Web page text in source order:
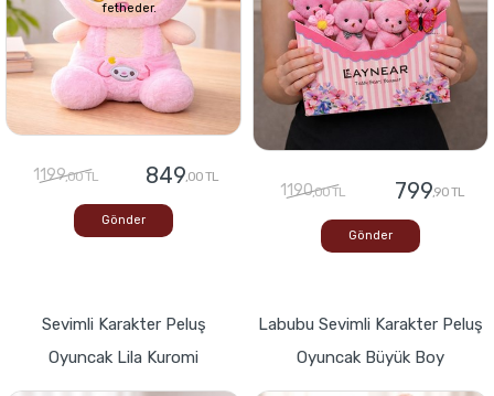
fetheder.
1199,00 TL 849,00 TL
Gönder
1190,00 TL 799,90 TL
Gönder
Sevimli Karakter Peluş
Oyuncak Lila Kuromi
Labubu Sevimli Karakter Peluş
Oyuncak Büyük Boy